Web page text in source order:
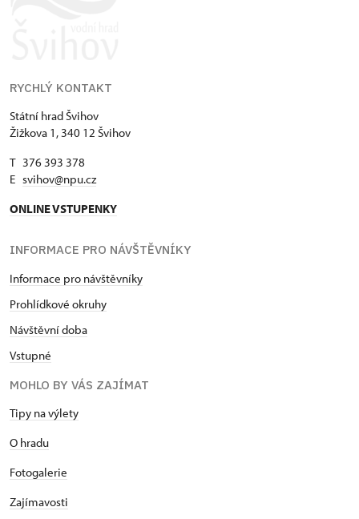
RYCHLÝ KONTAKT
Státní hrad Švihov
Žižkova 1, 340 12 Švihov
T 376 393 378
E svihov@npu.cz
ONLINE VSTUPENKY
INFORMACE PRO NÁVŠTĚVNÍKY
Informace pro návštěvníky
Prohlídkové okruhy
Návštěvní doba
Vstupné
MOHLO BY VÁS ZAJÍMAT
Tipy na výlety
O hradu
Fotogalerie
Zajímavosti